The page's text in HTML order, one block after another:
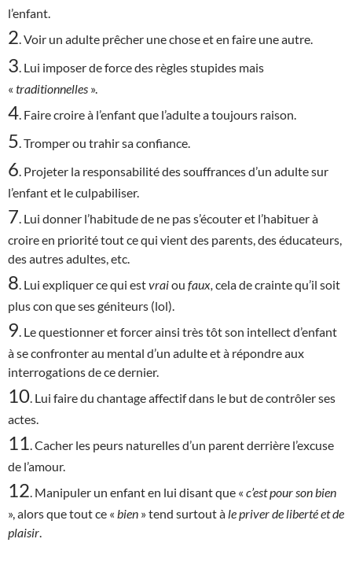
l’enfant.
2 . Voir un adulte prêcher une chose et en faire une autre.
3 . Lui imposer de force des règles stupides mais
« traditionnelles ».
4 . Faire croire à l’enfant que l’adulte a toujours raison.
5 . Tromper ou trahir sa confiance.
6 . Projeter la responsabilité des souffrances d’un adulte sur
l’enfant et le culpabiliser.
7 . Lui donner l’habitude de ne pas s’écouter et l’habituer à
croire en priorité tout ce qui vient des parents, des éducateurs,
des autres adultes, etc.
8 . Lui expliquer ce qui estvraiou faux, cela de crainte qu’il soit
plus con que ses géniteurs (lol).
9 . Le questionner et forcer ainsi très tôt son intellect d’enfant
à se confronter au mental d’un adulte et à répondre aux
interrogations de ce dernier.
10 . Lui faire du chantage affectif dans le but de contrôler ses
actes.
11 . Cacher les peurs naturelles d’un parent derrière l’excuse
de l’amour.
12 . Manipuler un enfant en lui disant que « c’estpour son bien
», alors que tout ce « bien » tend surtout à le priver de liberté et de
plaisir